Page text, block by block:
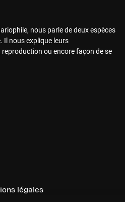
nous parle de deux espèces
Il nous explique leurs
ou encore façon de se
légales